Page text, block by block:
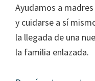
Ayudamos a
y cuidarse a sí
la llegada de una
la familia enlazada.